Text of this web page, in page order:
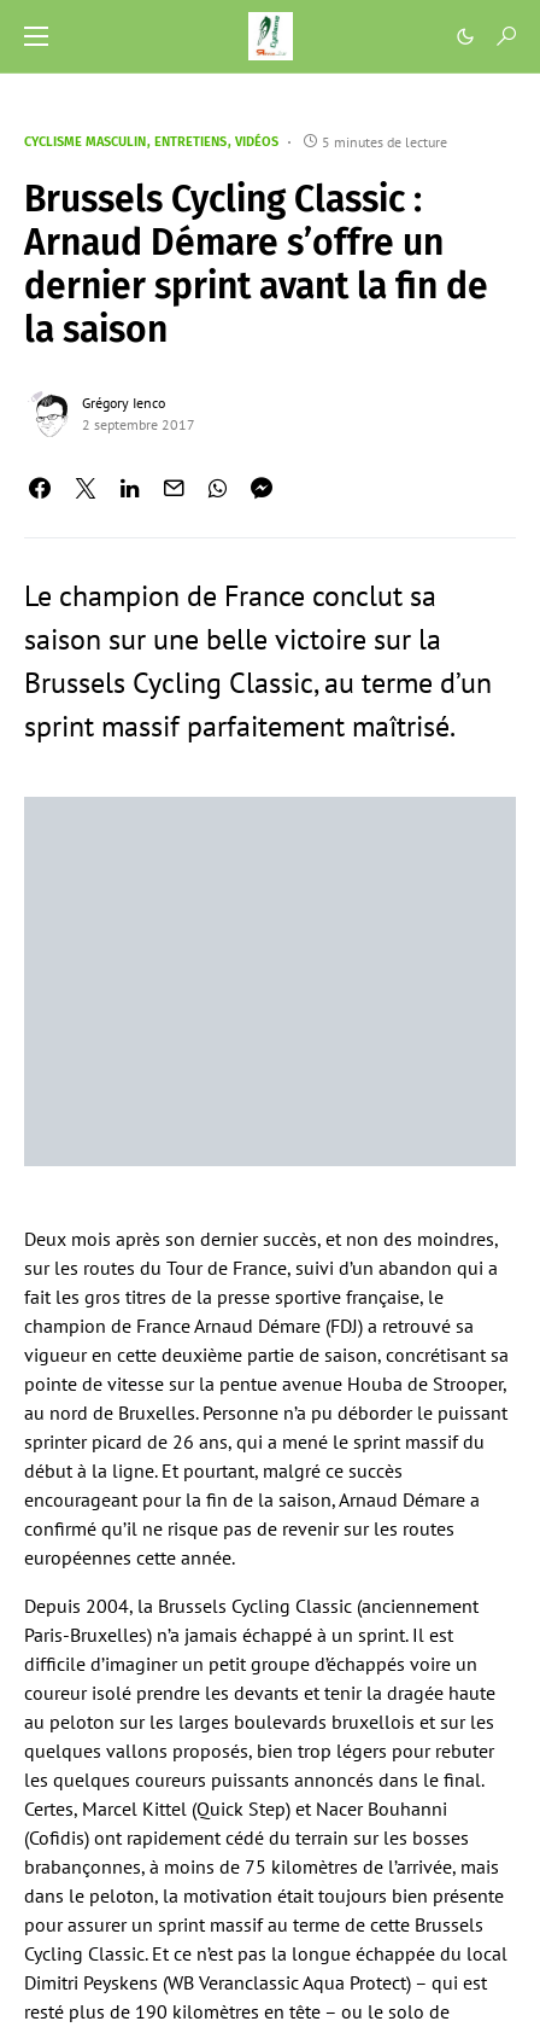
CYCLISME MASCULIN ENTRETIENS VIDÉOS 5 minutes de lecture
Brussels Cycling Classic :
Arnaud Démare s’offre un
dernier sprint avant la fin de
la saison
Grégory Ienco
2 septembre 2017
Le champion de France conclut sa
saison sur une belle victoire sur la
Brussels Cycling Classic, au terme d’un
sprint massif parfaitement maîtrisé.
Deux mois après son dernier succès, et non des moindres,
sur les routes du Tour de France, suivi d’un abandon qui a
fait les gros titres de la presse sportive française, le
champion de France Arnaud Démare (FDJ) a retrouvé sa
vigueur en cette deuxième partie de saison, concrétisant sa
pointe de vitesse sur la pentue avenue Houba de Strooper,
au nord de Bruxelles. Personne n’a pu déborder le puissant
sprinter picard de 26 ans, qui a mené le sprint massif du
début à la ligne. Et pourtant, malgré ce succès
encourageant pour la fin de la saison, Arnaud Démare a
confirmé qu’il ne risque pas de revenir sur les routes
européennes cette année.
Depuis 2004, la Brussels Cycling Classic (anciennement
Paris-Bruxelles) n’a jamais échappé à un sprint. Il est
difficile d’imaginer un petit groupe d’échappés voire un
coureur isolé prendre les devants et tenir la dragée haute
au peloton sur les larges boulevards bruxellois et sur les
quelques vallons proposés, bien trop légers pour rebuter
les quelques coureurs puissants annoncés dans le final.
Certes, Marcel Kittel (Quick Step) et Nacer Bouhanni
(Cofidis) ont rapidement cédé du terrain sur les bosses
brabançonnes, à moins de 75 kilomètres de l’arrivée, mais
dans le peloton, la motivation était toujours bien présente
pour assurer un sprint massif au terme de cette Brussels
Cycling Classic. Et ce n’est pas la longue échappée du local
Dimitri Peyskens (WB Veranclassic Aqua Protect) – qui est
resté plus de 190 kilomètres en tête – ou le solo de